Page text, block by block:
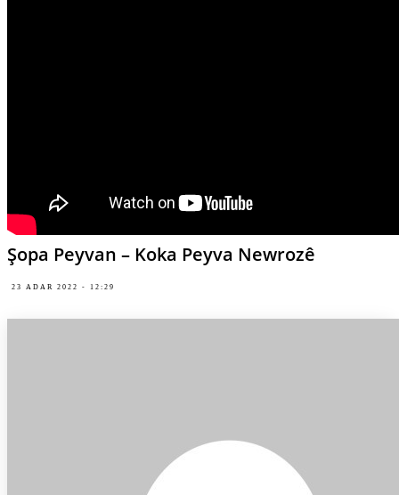
Şopa Peyvan – Koka Peyva Newrozê
23 ADAR 2022 - 12:29